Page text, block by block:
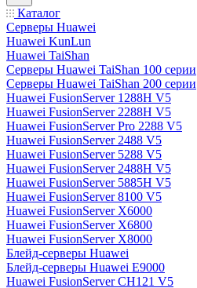
Каталог
Серверы Huawei
Huawei KunLun
Huawei TaiShan
Серверы Huawei TaiShan 100 серии
Серверы Huawei TaiShan 200 серии
Huawei FusionServer 1288H V5
Huawei FusionServer 2288H V5
Huawei FusionServer Pro 2288 V5
Huawei FusionServer 2488 V5
Huawei FusionServer 5288 V5
Huawei FusionServer 2488H V5
Huawei FusionServer 5885H V5
Huawei FusionServer 8100 V5
Huawei FusionServer X6000
Huawei FusionServer X6800
Huawei FusionServer X8000
Блейд-серверы Huawei
Блейд-серверы Huawei E9000
Huawei FusionServer CH121 V5